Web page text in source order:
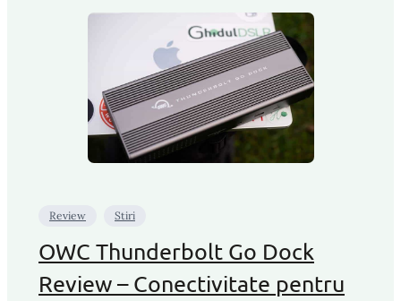
Review Stiri
OWC Thunderbolt Go Dock
Review – Conectivitate pentru